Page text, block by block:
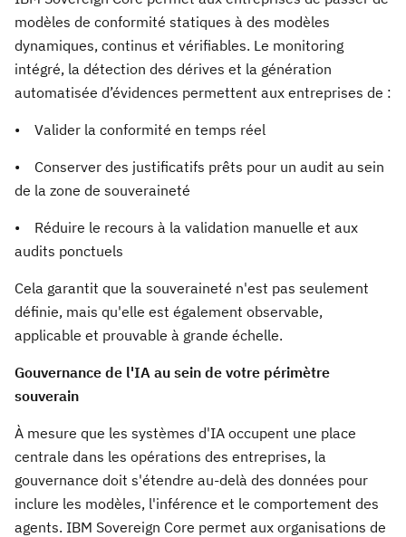
modèles de conformité statiques à des modèles
dynamiques, continus et vérifiables. Le monitoring
intégré, la détection des dérives et la génération
automatisée d’évidences permettent aux entreprises de :
• Valider la conformité en temps réel
• Conserver des justificatifs prêts pour un audit au sein
de la zone de souveraineté
• Réduire le recours à la validation manuelle et aux
audits ponctuels
Cela garantit que la souveraineté n'est pas seulement
définie, mais qu'elle est également observable,
applicable et prouvable à grande échelle.
Gouvernance de l'IA au sein de votre périmètre
souverain
À mesure que les systèmes d'IA occupent une place
centrale dans les opérations des entreprises, la
gouvernance doit s'étendre au-delà des données pour
inclure les modèles, l'inférence et le comportement des
agents. IBM Sovereign Core permet aux organisations de